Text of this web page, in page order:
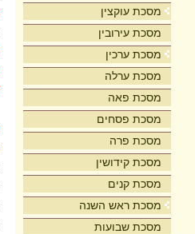
מסכת עוקצין
מסכת עירובין
מסכת ערכין
מסכת ערלה
מסכת פאה
מסכת פסחים
מסכת פרה
מסכת קידושין
מסכת קנים
מסכת ראש השנה
מסכת שבועות